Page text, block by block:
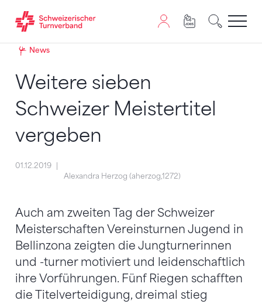
Zum Inhalt springen
Zur Sitemap navigieren
Zum Navigieren dieser Seite wird JavaScript benötigt.
News
Weitere sieben
Schweizer Meistertitel
vergeben
01.12.2019
Alexandra Herzog (aherzog,1272)
Auch am zweiten Tag der Schweizer
Meisterschaften Vereinsturnen Jugend in
Bellinzona zeigten die Jungturnerinnen
und -turner motiviert und leidenschaftlich
ihre Vorführungen. Fünf Riegen schafften
die Titelverteidigung, dreimal stieg